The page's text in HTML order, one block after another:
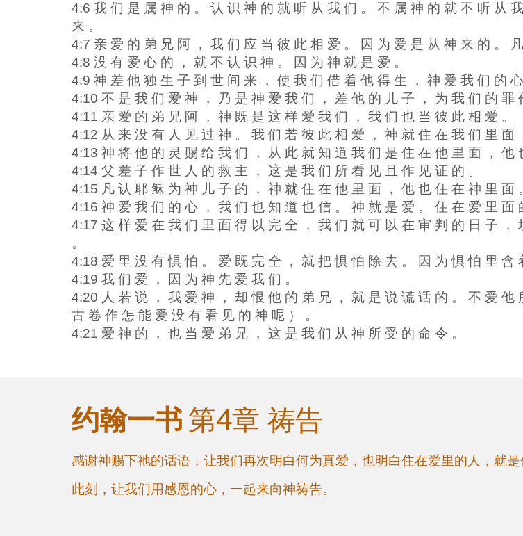
4:6 我 们 是 属 神 的 。 认 识 神 的 就 听 从 我 们 。 不 属 神 的 就 不 听 从
来 。
4:7 亲 爱 的 弟 兄 阿 ， 我 们 应 当 彼 此 相 爱 。 因 为 爱 是 从 神 来 的 。
4:8 没 有 爱 心 的 ， 就 不 认 识 神 。 因 为 神 就 是 爱 。
4:9 神 差 他 独 生 子 到 世 间 来 ， 使 我 们 借 着 他 得 生 ， 神 爱 我 们 的
4:10 不 是 我 们 爱 神 ， 乃 是 神 爱 我 们 ， 差 他 的 儿 子 ， 为 我 们 的 罪
4:11 亲 爱 的 弟 兄 阿 ， 神 既 是 这 样 爱 我 们 ， 我 们 也 当 彼 此 相 爱 。
4:12 从 来 没 有 人 见 过 神 。 我 们 若 彼 此 相 爱 ， 神 就 住 在 我 们 里 面
4:13 神 将 他 的 灵 赐 给 我 们 ， 从 此 就 知 道 我 们 是 住 在 他 里 面 ， 他
4:14 父 差 子 作 世 人 的 救 主 ， 这 是 我 们 所 看 见 且 作 见 证 的 。
4:15 凡 认 耶 稣 为 神 儿 子 的 ， 神 就 住 在 他 里 面 ， 他 也 住 在 神 里 面
4:16 神 爱 我 们 的 心 ， 我 们 也 知 道 也 信 。 神 就 是 爱 。 住 在 爱 里 面
4:17 这 样 爱 在 我 们 里 面 得 以 完 全 ， 我 们 就 可 以 在 审 判 的 日 子
。
4:18 爱 里 没 有 惧 怕 。 爱 既 完 全 ， 就 把 惧 怕 除 去 。 因 为 惧 怕 里 含
4:19 我 们 爱 ， 因 为 神 先 爱 我 们 。
4:20 人 若 说 ， 我 爱 神 ， 却 恨 他 的 弟 兄 ， 就 是 说 谎 话 的 。 不 爱
古 卷 作 怎 能 爱 没 有 看 见 的 神 呢 ） 。
4:21 爱 神 的 ， 也 当 爱 弟 兄 ， 这 是 我 们 从 神 所 受 的 命 令 。
约翰一书第4章 祷告
感谢神赐下祂的话语，让我们再次明白何为真爱，也明白住在爱里的人，就是
此刻，让我们用感恩的心，一起来向神祷告。